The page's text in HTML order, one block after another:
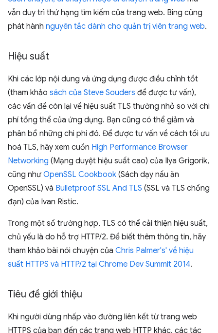
vẫn duy trì thứ hạng tìm kiếm của trang web. Bing cũng
phát hành nguyên tắc dành cho quản trị viên trang web.
Hiệu suất
Khi các lớp nội dung và ứng dụng được điều chỉnh tốt
(tham khảo sách của Steve Souders để được tư vấn),
các vấn đề còn lại về hiệu suất TLS thường nhỏ so với chi
phí tổng thể của ứng dụng. Bạn cũng có thể giảm và
phân bổ những chi phí đó. Để được tư vấn về cách tối ưu
hoá TLS, hãy xem cuốn High Performance Browser
Networking (Mạng duyệt hiệu suất cao) của Ilya Grigorik,
cũng như OpenSSL Cookbook (Sách dạy nấu ăn
OpenSSL) và Bulletproof SSL And TLS (SSL và TLS chống
đạn) của Ivan Ristic.
Trong một số trường hợp, TLS có thể cải thiện hiệu suất,
chủ yếu là do hỗ trợ HTTP/2. Để biết thêm thông tin, hãy
tham khảo bài nói chuyện của Chris Palmer's' về hiệu
suất HTTPS và HTTP/2 tại Chrome Dev Summit 2014.
Tiêu đề giới thiệu
Khi người dùng nhấp vào đường liên kết từ trang web
HTTPS của bạn đến các trang web HTTP khác, các tác